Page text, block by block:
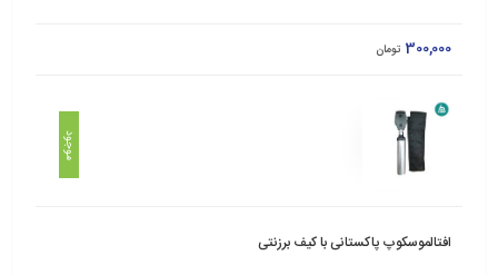
300,000 تومان
موجود
افتالموسکوپ پاکستانی با کیف برزنتی